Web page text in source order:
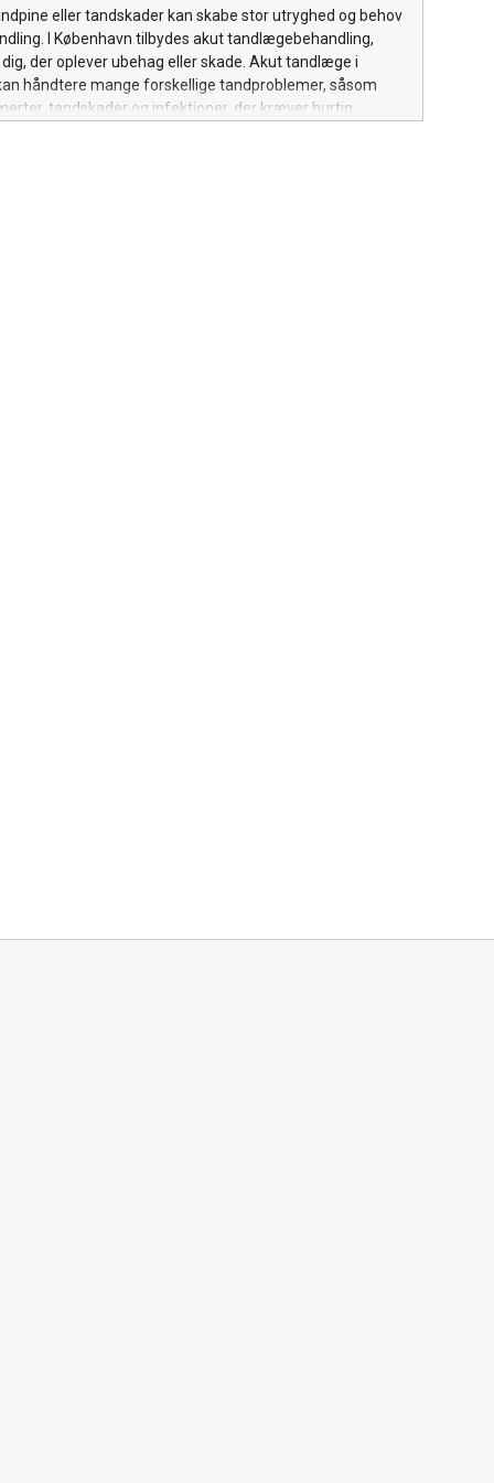
ligger prisen på et nyt gasfyr som hovedregel mellem
kroner, afhængigt af kapacitet, mærke og tilbehør.
typisk 5.000-15.000 kroner, men kan overstige dette
såsom krav om skorstensarbejde eller vanskelige
Gasfyrprisernes niveau påvirkes også af
på energimarkedet. Stige
eller tandskader kan skabe stor utryghed og behov
I København tilbydes akut tandlægebehandling,
der oplever ubehag eller skade. Akut tandlæge i
håndtere mange forskellige tandproblemer, såsom
tandskader og infektioner, der kræver hurtig